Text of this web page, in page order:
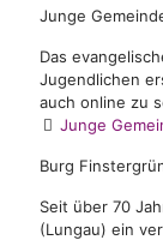
Junge
Das
Jugendlichen
auch online zu
Junge
Burg
Seit über 70
(Lungau) ein